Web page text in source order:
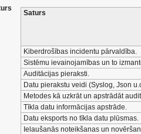
Saturs
Kiberdrošības incidentu pārvaldība.
Sistēmu ievainojamības un to
Auditācijas pieraksti.
Datu pierakstu veidi (Syslog, Json
Metodes kā uzkrāt un apstrādāt
Tīkla datu informācijas apstrāde.
Datu eksports no tīkla datu plūsmas.
Ielaušanās noteikšanas un